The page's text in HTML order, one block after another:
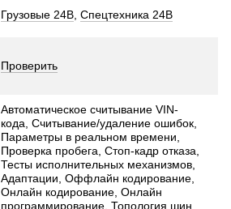
Грузовые 24В Спецтехника 24В
Проверить
Автоматическое считывание VIN-
кода, Считывание/удаление ошибок,
Параметры в реальном времени,
Проверка пробега, Стоп-кадр отказа,
Тесты исполнительных механизмов,
Адаптации, Оффлайн кодирование,
Онлайн кодирование, Онлайн
программирование, Топология шин